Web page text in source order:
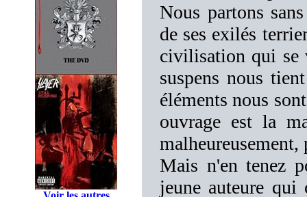
Nous partons
de ses exilés
civilisation qui se
suspens nous
éléments nous
ouvrage est la
Mais n'en tenez
jeune auteure